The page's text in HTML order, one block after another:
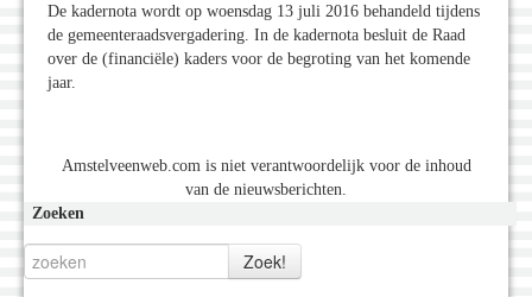
De kadernota wordt op woensdag 13 juli 2016 behandeld tijdens
de gemeenteraadsvergadering. In de kadernota besluit de Raad
over de (financiële) kaders voor de begroting van het komende
jaar.
Amstelveenweb.com is niet verantwoordelijk voor de inhoud
van de nieuwsberichten.
Zoeken